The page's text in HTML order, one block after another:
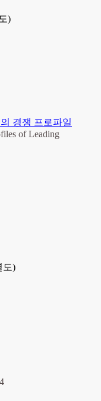
)
경쟁 프로파일
of Leading
도)